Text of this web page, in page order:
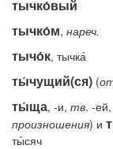
тычко́вый
тычко́м, нареч.
тычо́к, тычка́
ты́чущий(ся) (
ты́ща, -и, тв. -ей,
произношения) и
ты́сяч